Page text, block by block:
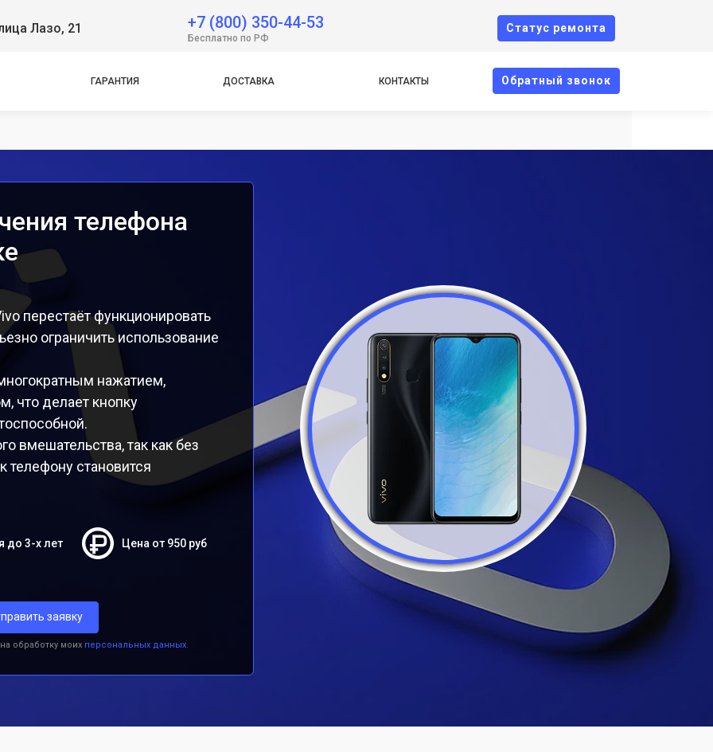
Лазо, 21 +7 (800) 350-44-53
Бесплатно по РФ
Cтатус ремонта
ГАРАНТИЯ ДОСТАВКА КОНТАКТЫ Oбратный звонок
телефона
перестаёт функционировать
ограничить использование
нажатием,
что делает кнопку
вмешательства, так как без
телефону становится
до 3-х лет Цена от 950 руб
заявку
обработку моих персональных данных.